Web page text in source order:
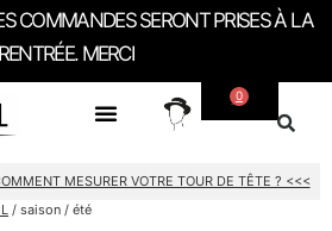
COMMANDES SERONT PRISES À LA
RENTRÉE. MERCI
0
MESURER VOTRE TOUR DE TÊTE ? <<<
/ saison / été